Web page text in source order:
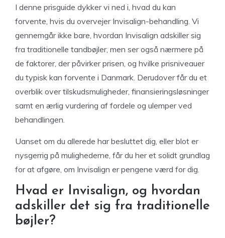
I denne prisguide dykker vi ned i, hvad du kan
forvente, hvis du overvejer Invisalign-behandling. Vi
gennemgår ikke bare, hvordan Invisalign adskiller sig
fra traditionelle tandbøjler, men ser også nærmere på
de faktorer, der påvirker prisen, og hvilke prisniveauer
du typisk kan forvente i Danmark. Derudover får du et
overblik over tilskudsmuligheder, finansieringsløsninger
samt en ærlig vurdering af fordele og ulemper ved
behandlingen.
Uanset om du allerede har besluttet dig, eller blot er
nysgerrig på mulighederne, får du her et solidt grundlag
for at afgøre, om Invisalign er pengene værd for dig.
Hvad er Invisalign, og hvordan
adskiller det sig fra traditionelle
bøjler?